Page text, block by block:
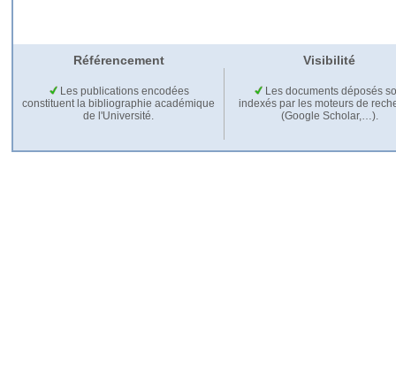
Référencement Visibilité
Les publications encodées
constituent la bibliographie académique
de l'Université.
Les documents déposés
indexés par les moteurs de
(Google Scholar,…).